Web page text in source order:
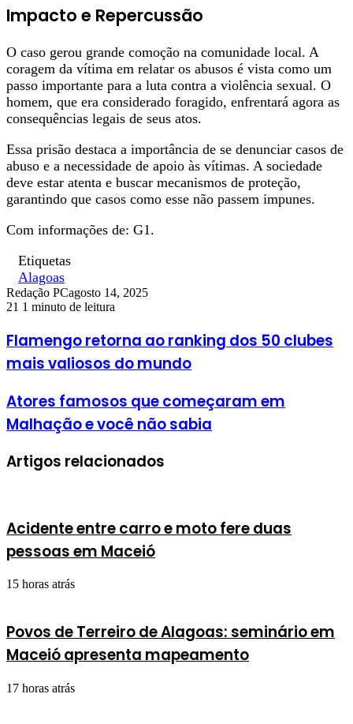
Impacto e Repercussão
O caso gerou grande comoção na comunidade local. A
coragem da vítima em relatar os abusos é vista como um
passo importante para a luta contra a violência sexual. O
homem, que era considerado foragido, enfrentará agora as
consequências legais de seus atos.
Essa prisão destaca a importância de se denunciar casos de
abuso e a necessidade de apoio às vítimas. A sociedade
deve estar atenta e buscar mecanismos de proteção,
garantindo que casos como esse não passem impunes.
Com informações de: G1.
Etiquetas
Alagoas
Redação PCagosto 14, 2025
21 1 minuto de leitura
Flamengo retorna ao ranking dos 50 clubes
mais valiosos do mundo
Atores famosos que começaram em
Malhação e você não sabia
Artigos relacionados
Acidente entre carro e moto fere duas
pessoas em Maceió
15 horas atrás
Povos de Terreiro de Alagoas: seminário em
Maceió apresenta mapeamento
17 horas atrás